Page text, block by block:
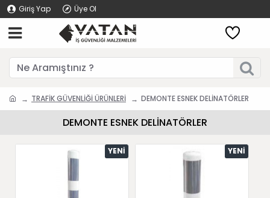
Giriş Yap Üye Ol
TRAFİK GÜVENLİĞİ ÜRÜNLERİ DEMONTE ESNEK DELİNATÖRLER
DEMONTE ESNEK DELİNATÖRLER
YENI YENI